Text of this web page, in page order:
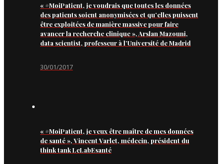
« #MoiPatient, je voudrais que toutes les données
des patients soient anonymisées et qu’elles puissent
être exploitées de manière massive pour faire
avancer la recherche clinique », Arslan Mazouni,
data scientist, professeur à l’Université de Madrid
30/01/2017
« #MoiPatient, je veux être maître de mes données
de santé », Vincent Varlet, médecin, président du
think tank LeLabEsanté